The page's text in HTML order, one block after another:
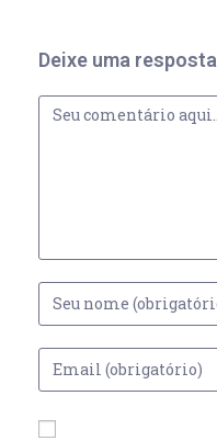
Deixe uma resposta